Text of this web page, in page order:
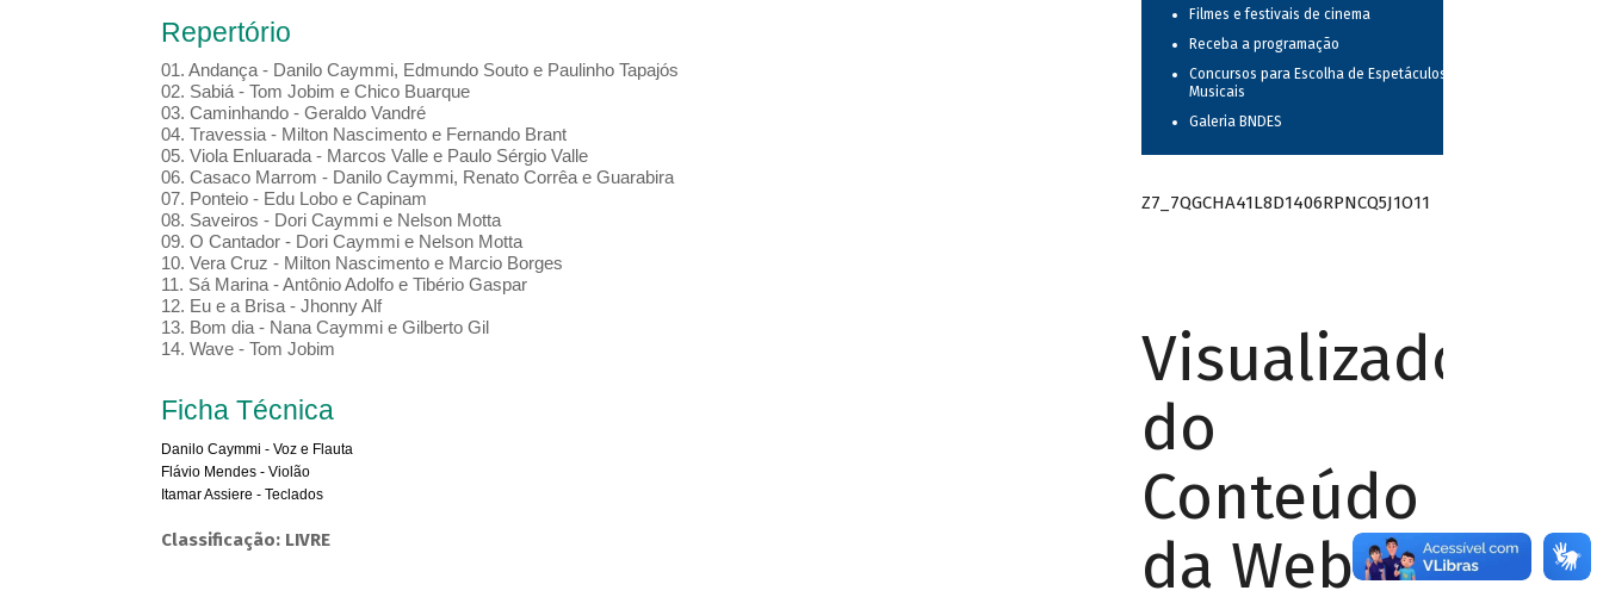
Repertório
01. Andança - Danilo Caymmi, Edmundo Souto e Paulinho Tapajós
02. Sabiá - Tom Jobim e Chico Buarque
03. Caminhando - Geraldo Vandré
04. Travessia - Milton Nascimento e Fernando Brant
05. Viola Enluarada - Marcos Valle e Paulo Sérgio Valle
06. Casaco Marrom - Danilo Caymmi, Renato Corrêa e Guarabira
07. Ponteio - Edu Lobo e Capinam
08. Saveiros - Dori Caymmi e Nelson Motta
09. O Cantador - Dori Caymmi e Nelson Motta
10. Vera Cruz - Milton Nascimento e Marcio Borges
11. Sá Marina - Antônio Adolfo e Tibério Gaspar
12. Eu e a Brisa - Jhonny Alf
13. Bom dia - Nana Caymmi e Gilberto Gil
14. Wave - Tom Jobim
Ficha Técnica
Danilo Caymmi - Voz e Flauta
Flávio Mendes - Violão
Itamar Assiere - Teclados
Classificação: LIVRE
Filmes e festivais de cinema
Receba a programação
Concursos para Escolha de Espetáculos
Musicais
Galeria BNDES
Z7_7QGCHA41L8D1406RPNCQ5J1O11
Visualizador
do
Conteúdo
da Web